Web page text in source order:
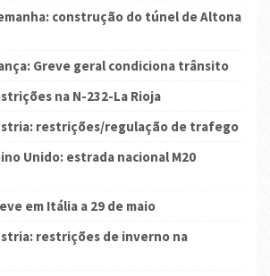
construção do túnel de Altona
Greve geral condiciona trânsito
na N-232-La Rioja
restrições/regulação de trafego
Unido: estrada nacional M20
em Itália a 29 de maio
restrições de inverno na